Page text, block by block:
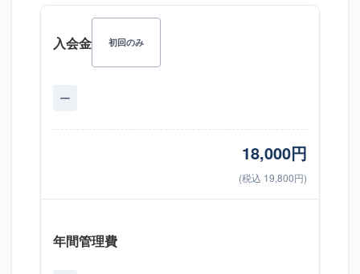
入会金 初回のみ
ー
18,000円
(税込 19,800円)
年間管理費